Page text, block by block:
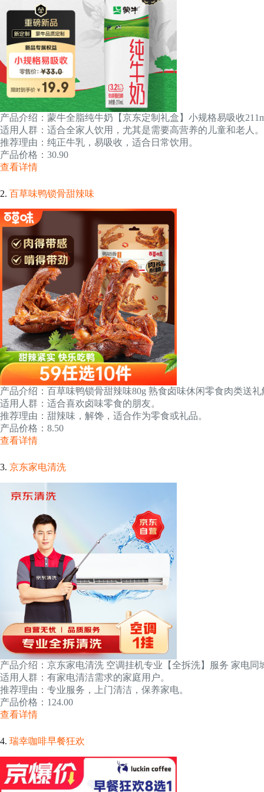
产品介绍：蒙牛全脂纯牛奶【京东定制礼盒】小规格易吸收
适用人群：适合全家人饮用，尤其是需要高营养的儿童和老人。
推荐理由：纯正牛乳，易吸收，适合日常饮用。
产品价格：30.90
查看详情
2. 百草味鸭锁骨甜辣味
产品介绍：百草味鸭锁骨甜辣味80g 熟食卤味休闲零食肉类送礼
适用人群：适合喜欢卤味零食的朋友。
推荐理由：甜辣味，解馋，适合作为零食或礼品。
产品价格：8.50
查看详情
3. 京东家电清洗
产品介绍：京东家电清洗 空调挂机专业【全拆洗】服务 家电同
适用人群：有家电清洁需求的家庭用户。
推荐理由：专业服务，上门清洁，保养家电。
产品价格：124.00
查看详情
4. 瑞幸咖啡早餐狂欢